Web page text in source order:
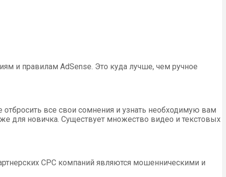
и правилам AdSense. Это куда лучше, чем ручное
все свои сомнения и узнать необходимую вам
для новичка. Существует множество видео и текстовых
CPC компаний являются мошенническими и